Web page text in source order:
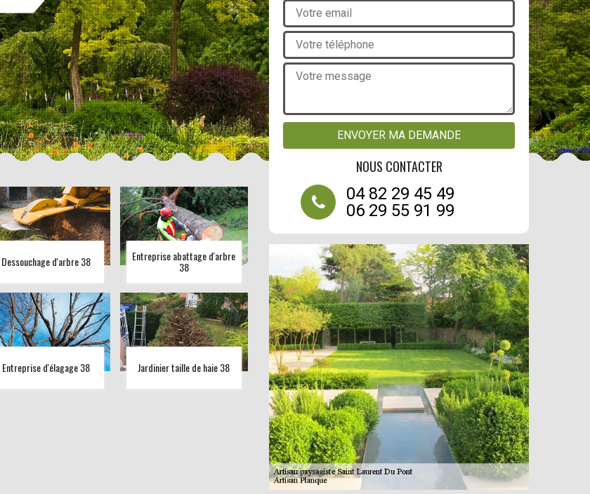
Dessouchage d'arbre 38 Entreprise abattage d'arbre
38
Entreprise d'élagage 38 Jardinier taille de haie 38
NOUS CONTACTER
04 82 29 45 49
06 29 55 91 99